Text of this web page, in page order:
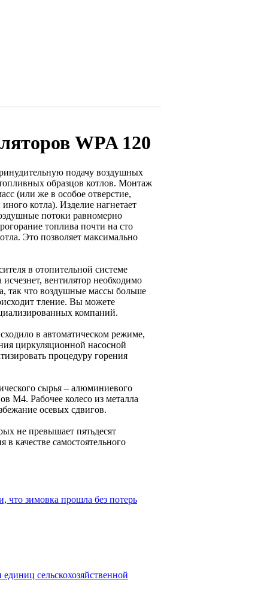
WPA 120
подачу воздушных
образцов котлов. Монтаж
(или же в особое отверстие,
котла). Изделие нагнетает
потоки равномерно
топлива почти на сто
Это позволяет максимально
в отопительной системе
вентилятор необходимо
так что воздушные массы больше
тление. Вы можете
компаний.
в автоматическом режиме,
циркуляционной насосной
процедуру горения
сырья – алюминиевого
М4. Рабочее колесо из металла
осевых сдвигов.
не превышает пятьдесят
качестве самостоятельного
что зимовка прошла без потерь
сельскохозяйственной